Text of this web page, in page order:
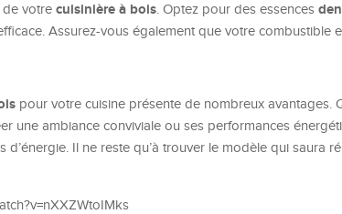
de votre cuisinière à bois. Optez pour des essences
Assurez-vous également que votre combustible
pour votre cuisine présente de nombreux avantages.
une ambiance conviviale ou ses performances
d’énergie. Il ne reste qu’à trouver le modèle qui saura